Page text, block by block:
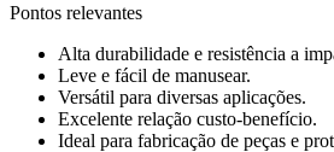
Pontos relevantes
Alta durabilidade e resistência a
Leve e fácil de manusear.
Versátil para diversas aplicações.
Excelente relação custo-benefício.
Ideal para fabricação de peças e